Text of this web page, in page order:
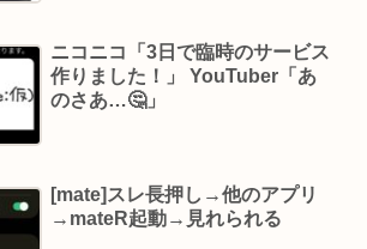
るくらいなら死を選ぶ 7割超え
意味深フォトwww
電撃解散…メンバーは給料未払い告
ニコニコ「3日で臨時のサービス
作りました！」 YouTuber「あ
のさあ…🤔」
[mate]スレ長押し→他のアプリ
→mateR起動→見れられる